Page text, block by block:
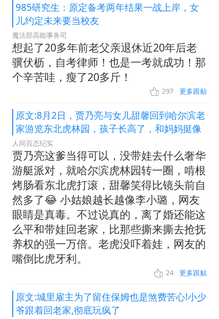
985研究生：原定备考两年结果一战上岸，女
儿约定未来要当校友
魔法部高能事务司
想起了20多年前老父亲退休近20年后老
骥伏枥，自考律师！也是一考就成功！那
个辛苦哇，瘦了20多斤！
297 更多跟贴
原文:8月2日，贾乃亮与女儿甜馨回到哈尔滨老
家游览东北虎林园，孩子长高了，和妈妈挺像
人间百态纪实
贾乃亮这爹当得可以，没带娃去什么奢华
游艇派对，就哈尔滨虎林园转一圈，啃根
烤肠看东北虎打滚，甜馨笑得比镜头前自
然多了😂 小姑娘越长越像李小璐，网友
眼睛是真毒。不过说真的，离了婚还能这
么平和带娃回老家，比那些撕来撕去抢抚
养权的强一万倍。老虎没吓着娃，网友的
嘴倒比虎牙利。
24 更多跟贴
原文:城里雇主为了留住保姆也是煞费苦心!小少
爷跟着回老家,彻底玩疯了